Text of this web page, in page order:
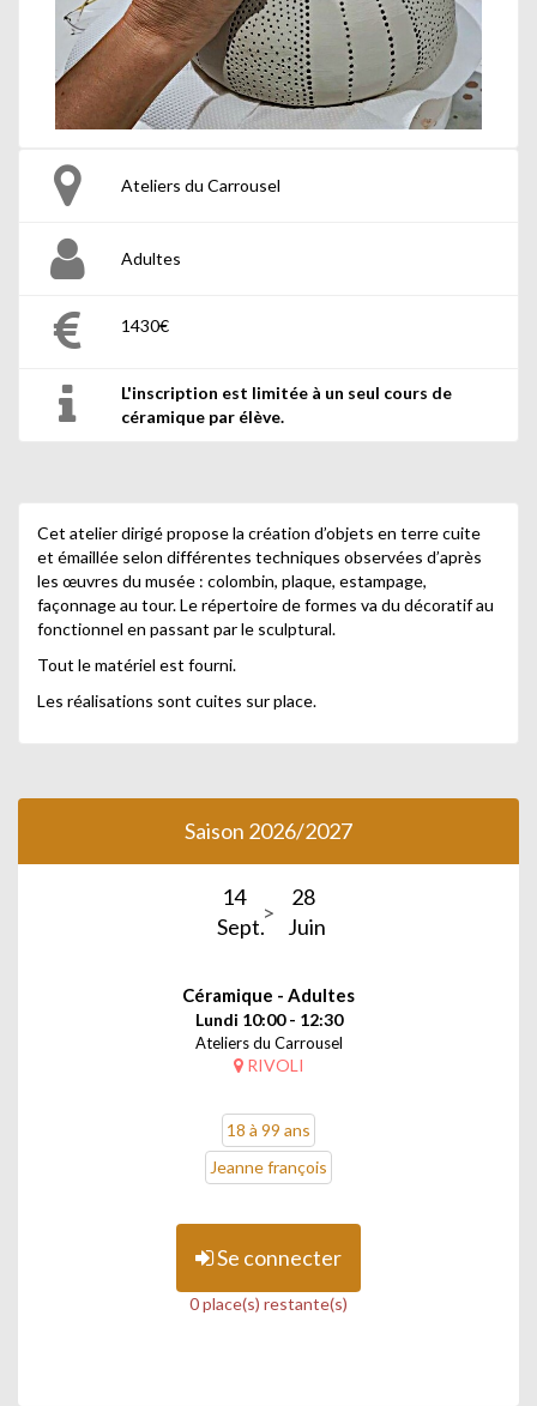
Ateliers du Carrousel
Adultes
1430€
L'inscription est limitée à un seul cours de
céramique par élève.
Cet atelier dirigé propose la création d’objets en terre cuite
et émaillée selon différentes techniques observées d’après
les œuvres du musée : colombin, plaque, estampage,
façonnage au tour. Le répertoire de formes va du décoratif au
fonctionnel en passant par le sculptural.
Tout le matériel est fourni.
Les réalisations sont cuites sur place.
Saison 2026/2027
14
Sept.
28
Juin
Céramique - Adultes
Lundi 10:00 - 12:30
Ateliers du Carrousel
RIVOLI
18 à 99 ans
Jeanne françois
Se connecter
0 place(s) restante(s)